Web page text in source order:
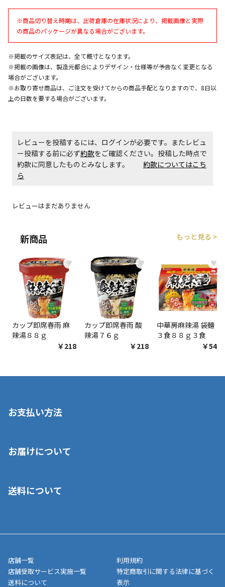
決定となります。
お見積商品です。金額・施工日はお打ち合わせの上、
エアコンの取付工事が必要な商品です。別途費用が発
生する場合がございます。
※商品切り替え時期は、出荷倉庫の在庫状況により、掲載画像と実際
の商品のパッケージが異なる場合がございます。
※掲載のサイズ表記は、全て概寸となります。
※掲載の画像は、製造元都合によりデザイン・仕様等が予告なく変更となる
場合がございます。
※お取り寄せ商品は、ご注文を受けてからの商品手配となりますので、8日以
上の日数を要する場合がございます。
レビューを投稿するには、ログインが必要です。またレビュ
ー投稿する前に必ず約款をご確認ください。投稿した時点で
約款に同意したものとみなします。 約款についてはこち
ら
レビューはまだありません
新商品 もっと見る >
♥
カップ即席春雨 麻
辣湯８８ｇ
￥218
♥
カップ即席春雨 酸
辣湯７６ｇ
￥218
♥
中華房麻辣湯 袋麺
３食８８ｇ３食
￥548
お支払い方法
いいただくことはできません。ご了承ください。
■代金引換(代引)※手数料がかかります
■商品によっては一部決済方法が使用できない場合がございま
す。
お届けについて
ご注文が確認出来次第、1～4営業日に発送いたします。「お取り
業日にてお引渡しとなります。(離島などの場合、例外もあります)
メーカー直送品など一部商品については、その他商品との購入に
制限がかかる場合がございます。また発送日についても、通常と
異なる場合がございます。対象商品の説明ページをご確認くださ
送料について
店舗一覧
店舗受取サービス実施一覧
送料について
利用規約
特定商取引に関する法律に基づく
表示